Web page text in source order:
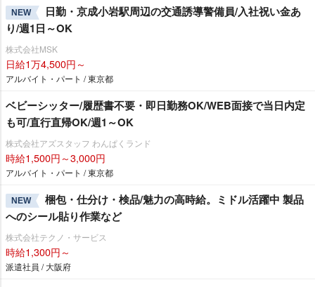
NEW
日勤・京成小岩駅周辺の交通誘導警備員/入社祝い金あ
り/週1日～OK
株式会社MSK
日給1万4,500円～
アルバイト・パート / 東京都
ベビーシッター/履歴書不要・即日勤務OK/WEB面接で当日内定
も可/直行直帰OK/週1～OK
株式会社アズスタッフ わんぱくランド
時給1,500円～3,000円
アルバイト・パート / 東京都
NEW
梱包・仕分け・検品/魅力の高時給。ミドル活躍中 製品
へのシール貼り作業など
株式会社テクノ・サービス
時給1,300円～
派遣社員 / 大阪府